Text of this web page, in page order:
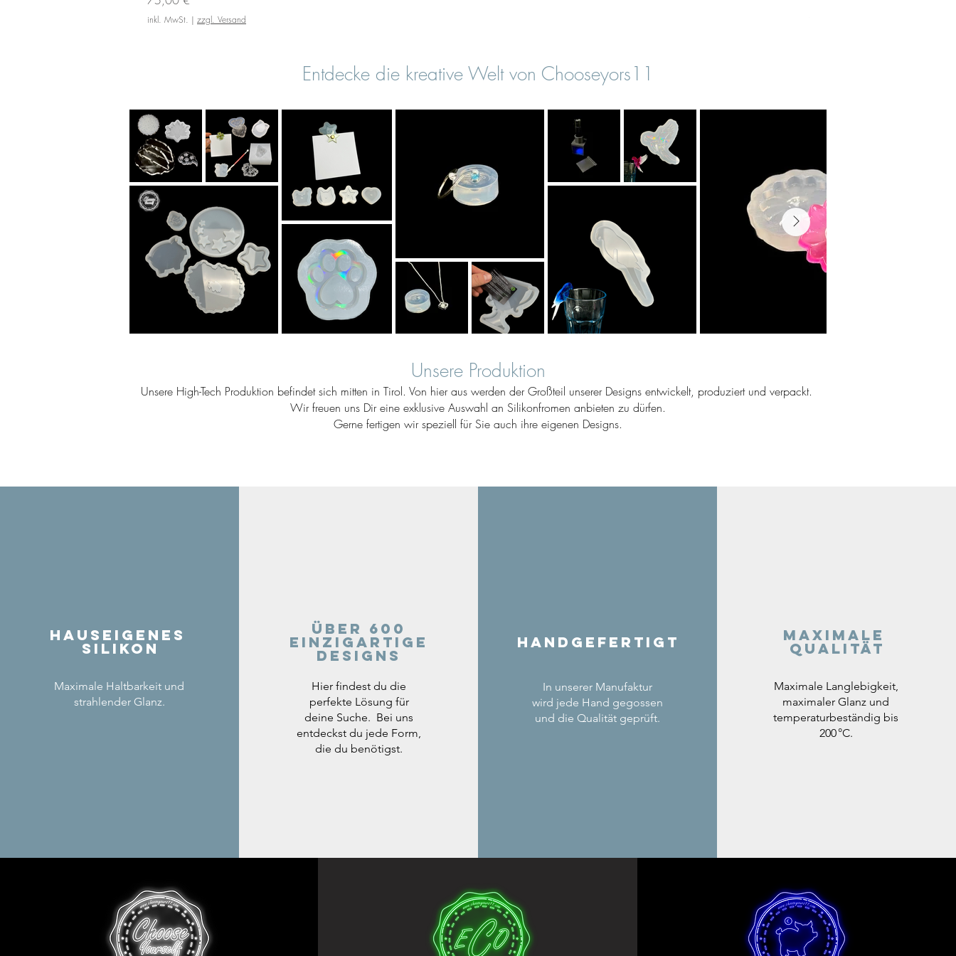
inkl. MwSt. | zzgl. Versand
Entdecke die kreative Welt von Chooseyors11
Unsere Produktion
Unsere High-Tech Produktion befindet sich mitten in Tirol. Von hier aus werden der Großteil unserer Designs entwickelt, produziert und verpackt.
Wir freuen uns Dir eine exklusive Auswahl an Silikonfromen anbieten zu dürfen.
Gerne fertigen wir speziell für Sie auch ihre eigenen Designs.
Hauseigenes
Silikon
Maximale Haltbarkeit und
strahlender Glanz.
Über 600
einzigartige
Designs
Hier findest du die
perfekte Lösung für
deine Suche. Bei uns
entdeckst du jede Form,
die du benötigst.
Handgefertigt
In unserer Manufaktur
wird jede Hand gegossen
und die Qualität geprüft.
Maximale
Qualität
Maximale Langlebigkeit,
maximaler Glanz und
temperaturbeständig bis
200 °C.